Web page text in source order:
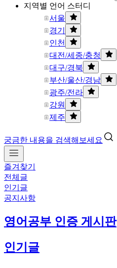
지역별 언어 스터디
서울
경기
인천
대전/세종/충청
대구/경북
부산/울산/경남
광주/전라
강원
제주
궁금한 내용을 검색해보세요
즐겨찾기
전체글
인기글
공지사항
영어공부 인증 게시판
인기글